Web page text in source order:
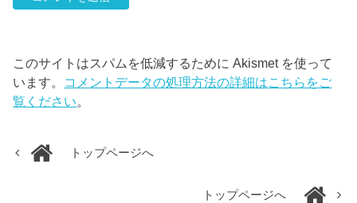
このサイトはスパムを低減するために Akismet を使って
います。 コメントデータの処理方法の詳細はこちらをご
覧ください。
トップページへ
トップページへ